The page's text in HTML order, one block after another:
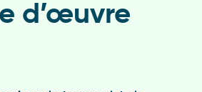
d’œuvre